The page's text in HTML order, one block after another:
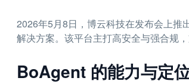
2026年5月8日，博云科技在发布会上推
解决方案。该平台主打高安全与强合规
BoAgent 的能力与定